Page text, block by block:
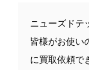
ニューズドテ
皆様がお使い
に買取依頼で